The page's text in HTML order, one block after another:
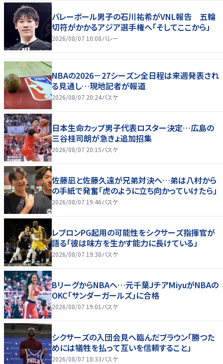
バレーボール男子の石川祐希がVNL報告 五輪
切符がかかるアジア選手権へ「そしてここから」
2026/08/07 10:08バレー
NBAの2026－27シーズン全日程は来週発表され
る見通し…現地記者が報道
2026/08/07 20:24バスケ
日本生命カップ男子代表ロスター決定…広島の
三谷桂司朗が急きょ追加招集
2026/08/07 20:15バスケ
佐藤凪と佐藤久遠が兄弟対決へ…弟は八村から
の手紙で発奮「虎のように立ち向かっていけたら」
2026/08/07 19:46バスケ
レブロンPG起用の可能性をシクサーズ指揮官が
語る「彼は味方を生かす能力に長けている」
2026/08/07 19:38バスケ
BリーグからNBAへ…元千葉JチアMiyuがNBAの
OKC「サンダーガールズ」に合格
2026/08/07 19:01 バスケ
シクサーズの入団会見へ臨んだブラウン「勝つた
めには犠牲を払って互いを信頼すること」
2026/08/07 18:33バスケ